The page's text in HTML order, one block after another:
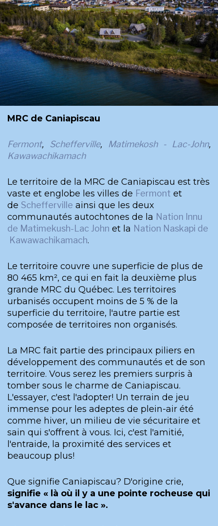
MRC de Caniapiscau
Fermont, Schefferville, Matimekosh - Lac-John,
Kawawachikamach
Le territoire de la MRC de Caniapiscau est très
vaste et englobe les villes de Fermont et
de Schefferville ainsi que les deux
communautés autochtones de la Nation Innu
de Matimekush-Lac John et la Nation Naskapi de
Kawawachikamach.
Le territoire couvre une superficie de plus de
80 465 km², ce qui en fait la deuxième plus
grande MRC du Québec. Les territoires
urbanisés occupent moins de 5 % de la
superficie du territoire, l'autre partie est
composée de territoires non organisés.
La MRC fait partie des principaux piliers en
développement des communautés et de son
territoire. Vous serez les premiers surpris à
tomber sous le charme de Caniapiscau.
L'essayer, c'est l'adopter! Un terrain de jeu
immense pour les adeptes de plein-air été
comme hiver, un milieu de vie sécuritaire et
sain qui s'offrent à vous. Ici, c'est l'amitié,
l'entraide, la proximité des services et
beaucoup plus!
Que signifie Caniapiscau? D'origine crie,
signifie « là où il y a une pointe rocheuse qui
s'avance dans le lac ».